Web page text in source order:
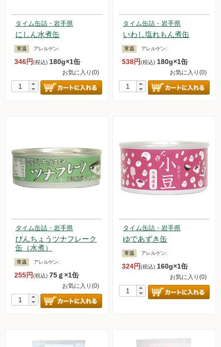
タイム缶詰・岩手県
にしん水煮缶
常温 アレルゲン:
346円(税込) 180g×1缶
お気に入り(0)
タイム缶詰・岩手県
いわし塩れもん煮缶
常温 アレルゲン:
538円(税込) 180g×1缶
お気に入り(0)
タイム缶詰・岩手県
びんちょうツナフレーク
缶（水煮）
常温 アレルゲン:
255円(税込) 75ｇ×1缶
お気に入り(0)
タイム缶詰・岩手県
ゆであずき缶
常温 アレルゲン:
324円(税込) 160g×1缶
お気に入り(0)